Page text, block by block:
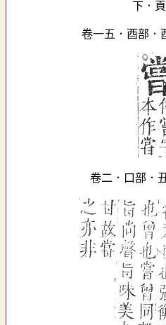
卷一五．酉部．
卷二．口部．